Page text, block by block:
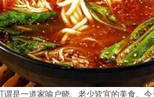
是一道家喻户晓、老少皆宜的美食。